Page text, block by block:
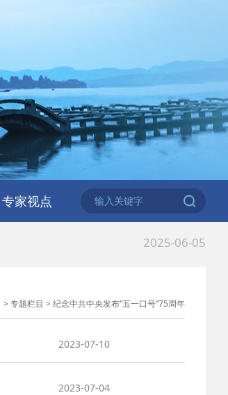
专家视点
2026-06-18
2026-02-25
2025-08-28
2025-06-05
2024-08-28
> 专题栏目 > 纪念中共中央发布“五一口号”75周年
2023-07-10
2023-07-04